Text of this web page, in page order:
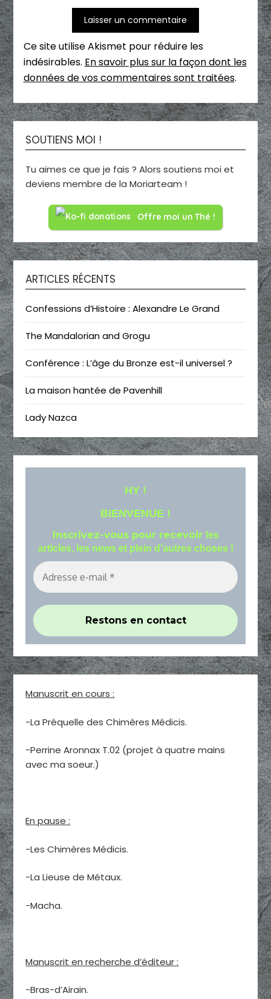
Ce site utilise Akismet pour réduire les
indésirables. En savoir plus sur la façon dont les
données de vos commentaires sont traitées.
SOUTIENS MOI !
Tu aimes ce que je fais ? Alors soutiens moi et
deviens membre de la Moriarteam !
Offre moi un Thé !
ARTICLES RÉCENTS
Confessions d’Histoire : Alexandre Le Grand
The Mandalorian and Grogu
Conférence : L’âge du Bronze est-il universel ?
La maison hantée de Pavenhill
Lady Nazca
HY !
BIENVENUE !
Inscrivez-vous pour recevoir les
articles, les news et plein d'autres choses !
Manuscrit en cours :
-La Préquelle des Chimères Médicis.
-Perrine Aronnax T.02 (projet à quatre mains
avec ma soeur.)
En pause :
-Les Chimères Médicis.
-La Lieuse de Métaux.
-Macha.
Manuscrit en recherche d’éditeur :
-Bras-d’Airain.